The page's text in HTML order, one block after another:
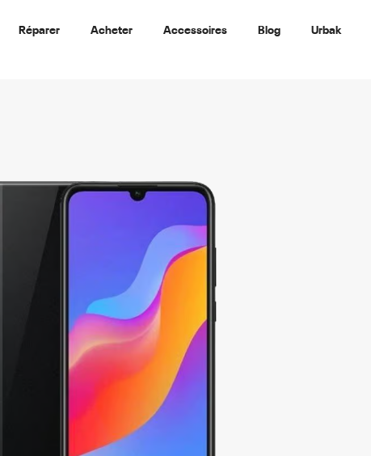
Réparer Acheter Accessoires Blog Urbak